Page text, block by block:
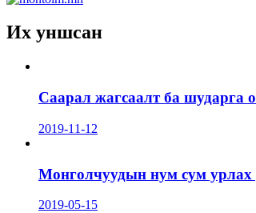
Их уншсан
Саарал жагсаалт ба шударга
2019-11-12
Монголчуудын нум сум урлах
2019-05-15